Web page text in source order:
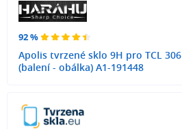
92 %
Apolis tvrzené sklo 9H pro TCL 306
(balení - obálka) A1-191448